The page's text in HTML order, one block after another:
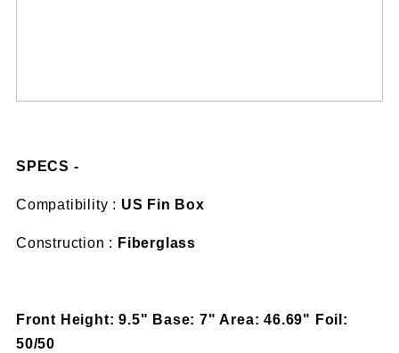
SPECS -
Compatibility : US Fin Box
Construction : Fiberglass
Front Height: 9.5" Base: 7" Area: 46.69" Foil:
50/50